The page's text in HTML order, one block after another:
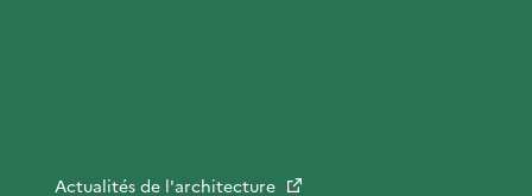
Actualités de l'architecture